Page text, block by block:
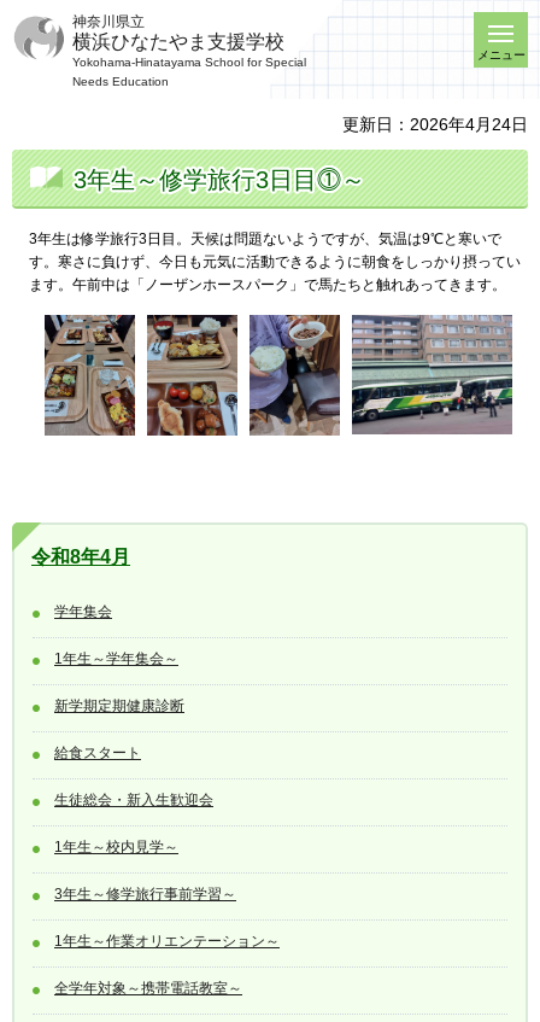
神奈川県立
横浜ひなたやま支援学校
Yokohama-Hinatayama School for Special
Needs Education
メニュー
更新日：2026年4月24日
3年生～修学旅行3日目⓵～
3年生は修学旅行3日目。天候は問題ないようですが、気温は9℃と寒いで
す。寒さに負けず、今日も元気に活動できるように朝食をしっかり摂ってい
ます。午前中は「ノーザンホースパーク」で馬たちと触れあってきます。
令和8年4月
学年集会
1年生～学年集会～
新学期定期健康診断
給食スタート
生徒総会・新入生歓迎会
1年生～校内見学～
3年生～修学旅行事前学習～
1年生～作業オリエンテーション～
全学年対象～携帯電話教室～